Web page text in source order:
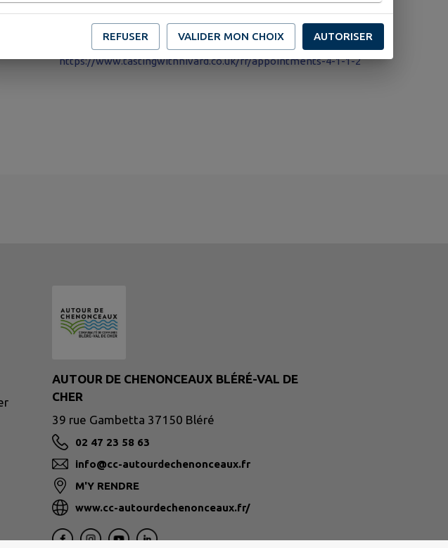
PLUS D'INFORMATIONS
https://www.tastingwithnivard.co.uk/fr/appointments-4-1-1-2
AUTOUR DE CHENONCEAUX BLÉRÉ-VAL DE
CHER
39 rue Gambetta 37150 Bléré
02 47 23 58 63
info@cc-autourdechenonceaux.fr
M'Y RENDRE
www.cc-autourdechenonceaux.fr/
REFUSER VALIDER MON CHOIX AUTORISER